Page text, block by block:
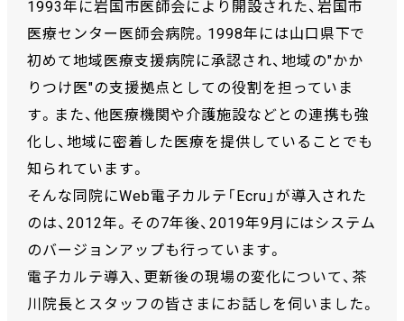
1993年に岩国市医師会により開設された、岩国市
医療センター医師会病院。1998年には山口県下で
初めて地域医療支援病院に承認され、地域の"かか
りつけ医"の支援拠点としての役割を担っていま
す。また、他医療機関や介護施設などとの連携も強
化し、地域に密着した医療を提供していることでも
知られています。
そんな同院にWeb電子カルテ「Ecru」が導入された
のは、2012年。その7年後、2019年9月にはシステム
のバージョンアップも行っています。
電子カルテ導入、更新後の現場の変化について、茶
川院長とスタッフの皆さまにお話しを伺いました。